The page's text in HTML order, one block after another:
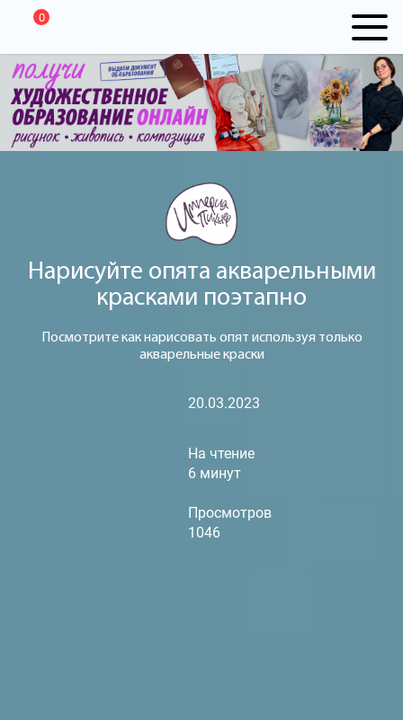
0
Нарисуйте опята акварельными
красками поэтапно
Посмотрите как нарисовать опят используя только
акварельные краски
20.03.2023
На чтение
6 минут
Просмотров
1046